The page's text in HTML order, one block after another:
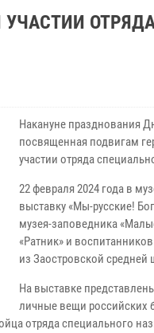
Накануне празднования
посвященная подвигам
участии отряда
22 февраля 2024 года в
выставку «Мы-русские!
музея-заповедника
«Ратник» и
из Заостровской
На выставке
личные вещи российских
отряда специального